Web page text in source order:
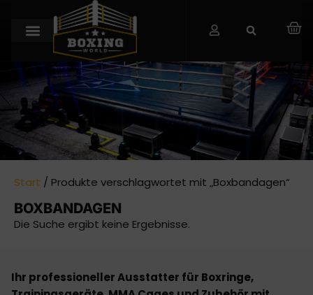
Start / Produkte verschlagwortet mit „Boxbandagen“
BOXBANDAGEN
Die Suche ergibt keine Ergebnisse.
Ihr professioneller Ausstatter für Boxringe,